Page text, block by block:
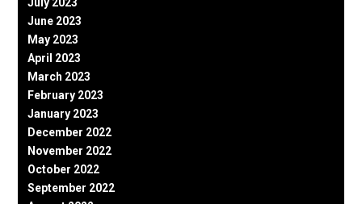
June 2023
May 2023
April 2023
March 2023
February 2023
January 2023
December 2022
November 2022
October 2022
September 2022